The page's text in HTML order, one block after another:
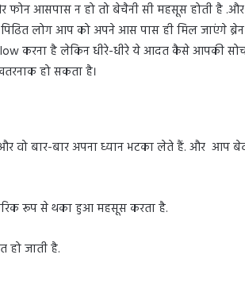
फोन आसपास न हो तो बेचैनी सी महसूस होती है
लोग आप को अपने आस पास ही मिल जाएंगे
करना है लेकिन धीरे-धीरे ये आदत कैसे आपकी
हो सकता है।
वो बार-बार अपना ध्यान भटका लेते हैं. और आप
रूप से थका हुआ महसूस करता है.
जाती है.